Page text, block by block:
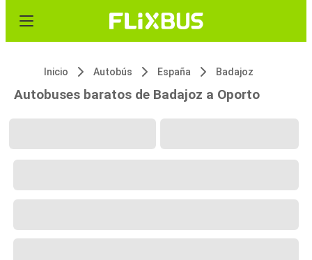
Inicio Autobús España Badajoz
Autobuses baratos de Badajoz a Oporto